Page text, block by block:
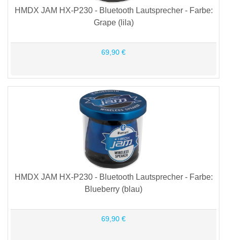
HMDX JAM HX-P230 - Bluetooth Lautsprecher - Farbe:
Grape (lila)
69,90 €
HMDX JAM HX-P230 - Bluetooth Lautsprecher - Farbe:
Blueberry (blau)
69,90 €